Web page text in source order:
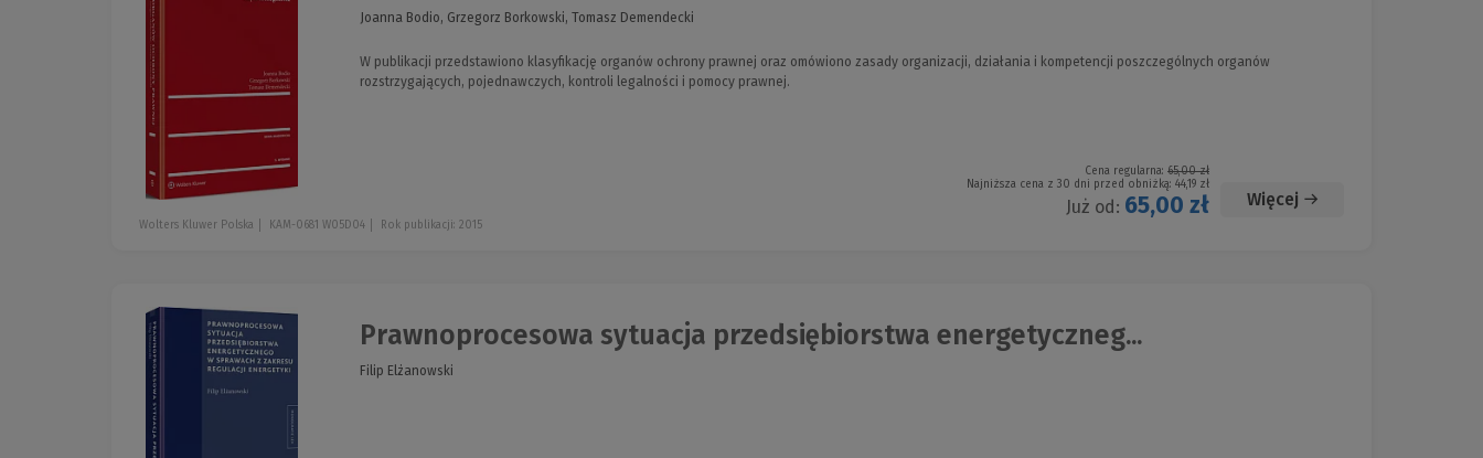
Joanna Bodio, Grzegorz Borkowski, Tomasz Demendecki
W publikacji przedstawiono klasyfikację organów ochrony prawnej oraz omówiono zasady organizacji, działania i kompetencji poszczególnych organów
rozstrzygających, pojednawczych, kontroli legalności i pomocy prawnej.
Cena regularna: 65,00 zł
Najniższa cena z 30 dni przed obniżką: 44,19 zł
Już od: 65,00 zł Więcej
Wolters Kluwer Polska KAM-0681 W05D04 Rok publikacji: 2015
Prawnoprocesowa sytuacja przedsiębiorstwa energetyczneg...
Filip Elżanowski